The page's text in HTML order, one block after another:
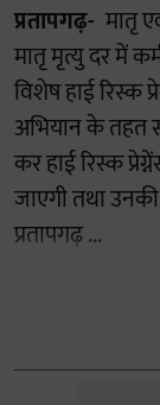
प्रतापगढ़- मातृ
मातृ मृत्यु दर में
विशेष हाई रिस्क
अभियान के तहत
कर हाई रिस्क
जाएगी तथा उनकी
प्रतापगढ़ ...